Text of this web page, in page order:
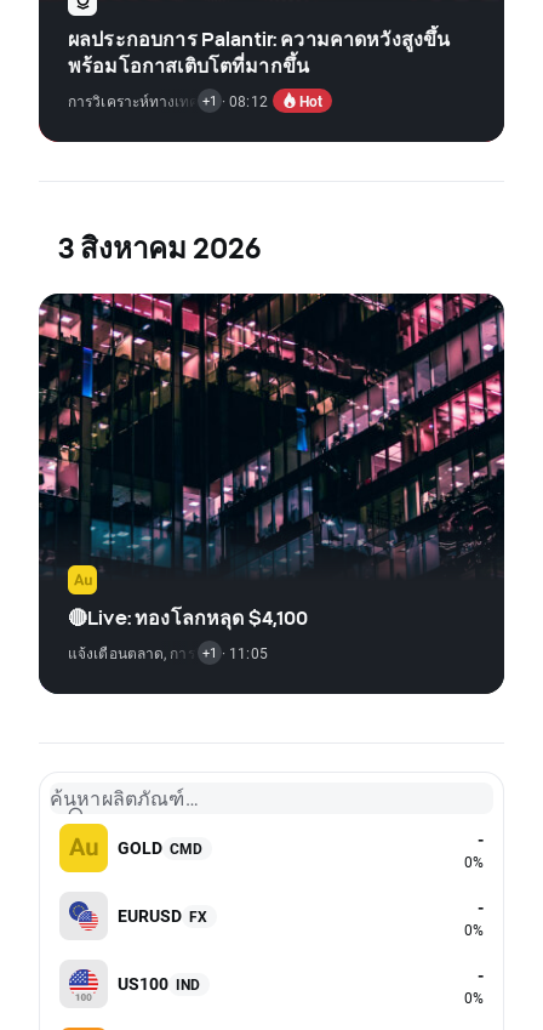
ผลประกอบการ Palantir: ความคาดหวังสูงขึ้น
พร้อมโอกาสเติบโตที่มากขึ้น
การวิเคราะห์ทางเทคนิค , ข่าวตลาดหุ้น
+1 · 08:12 Hot
3 สิงหาคม 2026
🔴Live: ทองโลกหลุด $4,100
แจ้งเตือนตลาด, การวิเคราะห์ทางเทคนิค
+1 · 11:05
ค้นหาผลิตภัณฑ์…
GOLD CMD -
0%
EURUSD FX -
0%
US100 IND -
0%